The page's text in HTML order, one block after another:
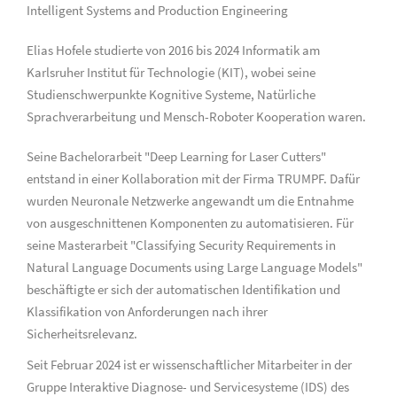
Intelligent Systems and Production Engineering
Elias Hofele studierte von 2016 bis 2024 Informatik am
Karlsruher Institut für Technologie (KIT), wobei seine
Studienschwerpunkte Kognitive Systeme, Natürliche
Sprachverarbeitung und Mensch-Roboter Kooperation waren.
Seine Bachelorarbeit "Deep Learning for Laser Cutters"
entstand in einer Kollaboration mit der Firma TRUMPF. Dafür
wurden Neuronale Netzwerke angewandt um die Entnahme
von ausgeschnittenen Komponenten zu automatisieren. Für
seine Masterarbeit "Classifying Security Requirements in
Natural Language Documents using Large Language Models"
beschäftigte er sich der automatischen Identifikation und
Klassifikation von Anforderungen nach ihrer
Sicherheitsrelevanz.
Seit Februar 2024 ist er wissenschaftlicher Mitarbeiter in der
Gruppe Interaktive Diagnose- und Servicesysteme (IDS) des